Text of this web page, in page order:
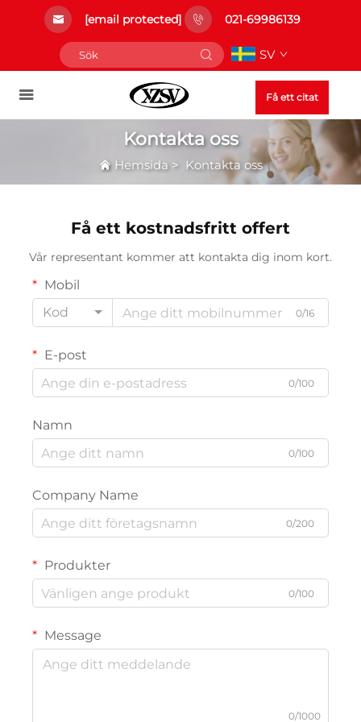
[email protected] 021-69986139
SV
Få ett citat
Kontakta oss
Hemsida> Kontakta oss
Få ett kostnadsfritt offert
Vår representant kommer att kontakta dig inom kort.
Mobil
Kod
0/16
E-post
0/100
Namn
0/100
Company Name
0/200
Produkter
0/100
Message
0/1000